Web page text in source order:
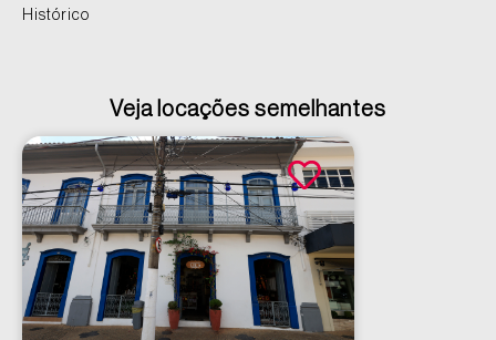
Histórico
Veja locações semelhantes